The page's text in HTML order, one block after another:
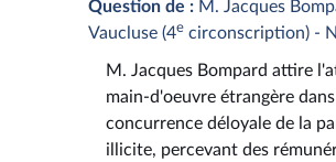
Question de : M. Jacques
Vaucluse (4e circonscription) -
M. Jacques Bompard attire
main-d'oeuvre étrangère
concurrence déloyale de la
illicite, percevant des